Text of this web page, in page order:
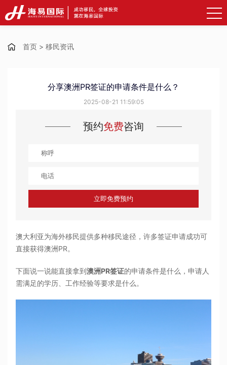
首页 > 移民资讯
分享澳洲PR签证的申请条件是什么？
2025-08-21 11:59:05
预约免费咨询
立即免费预约
澳大利亚为海外移民提供多种移民途径，许多签证申请成功可
直接获得澳洲PR。
下面说一说能直接拿到澳洲PR签证的申请条件是什么，申请人
需满足的学历、工作经验等要求是什么。